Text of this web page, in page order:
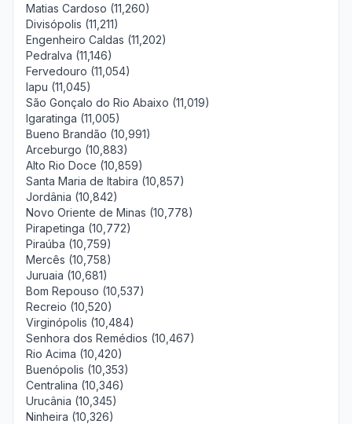
Matias Cardoso (11,260)
Divisópolis (11,211)
Engenheiro Caldas (11,202)
Pedralva (11,146)
Fervedouro (11,054)
Iapu (11,045)
São Gonçalo do Rio Abaixo (11,019)
Igaratinga (11,005)
Bueno Brandão (10,991)
Arceburgo (10,883)
Alto Rio Doce (10,859)
Santa Maria de Itabira (10,857)
Jordânia (10,842)
Novo Oriente de Minas (10,778)
Pirapetinga (10,772)
Piraúba (10,759)
Mercês (10,758)
Juruaia (10,681)
Bom Repouso (10,537)
Recreio (10,520)
Virginópolis (10,484)
Senhora dos Remédios (10,467)
Rio Acima (10,420)
Buenópolis (10,353)
Centralina (10,346)
Urucânia (10,345)
Ninheira (10,326)